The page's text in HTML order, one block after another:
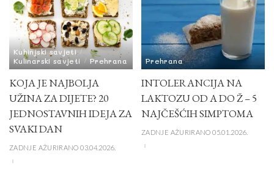
Kuhinjski savjeti
Kulinarski savjeti
Prehrana
KOJA JE NAJBOLJA
UŽINA ZA DIJETE? 20
JEDNOSTAVNIH IDEJA ZA
SVAKI DAN
ZADNJE AŽURIRANO 03.04.2026.
Prehrana
INTOLERANCIJA NA
LAKTOZU OD A DO Ž – 5
NAJČEŠĆIH SIMPTOMA
ZADNJE AŽURIRANO 05.01.2026.